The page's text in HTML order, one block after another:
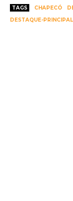
TAGS CHAPECÓ
DESTAQUE-PRINCIPAL